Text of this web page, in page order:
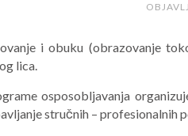
i obuku (obrazovanje
lica.
osposobljavanja
stručnih – profesionalnih